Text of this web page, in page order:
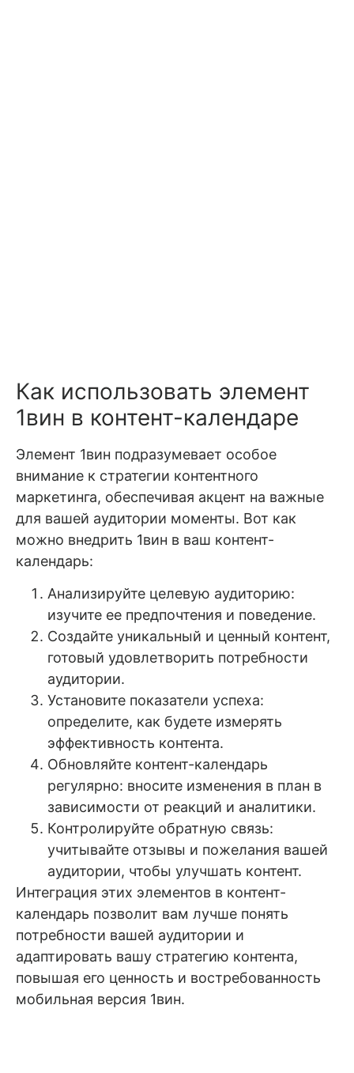
Как использовать элемент
1вин в контент-календаре
Элемент 1вин подразумевает особое
внимание к стратегии контентного
маркетинга, обеспечивая акцент на важные
для вашей аудитории моменты. Вот как
можно внедрить 1вин в ваш контент-
календарь:
Анализируйте целевую аудиторию:
изучите ее предпочтения и поведение.
Создайте уникальный и ценный контент,
готовый удовлетворить потребности
аудитории.
Установите показатели успеха:
определите, как будете измерять
эффективность контента.
Обновляйте контент-календарь
регулярно: вносите изменения в план в
зависимости от реакций и аналитики.
Контролируйте обратную связь:
учитывайте отзывы и пожелания вашей
аудитории, чтобы улучшать контент.
Интеграция этих элементов в контент-
календарь позволит вам лучше понять
потребности вашей аудитории и
адаптировать вашу стратегию контента,
повышая его ценность и востребованность
мобильная версия 1вин.